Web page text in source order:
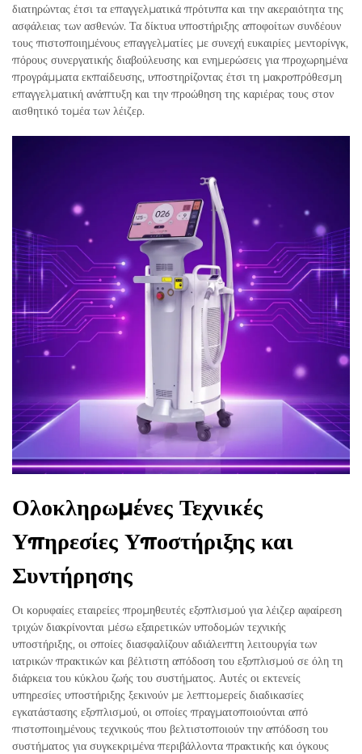
διατηρώντας έτσι τα επαγγελματικά πρότυπα και την ακεραιότητα της
ασφάλειας των ασθενών. Τα δίκτυα υποστήριξης αποφοίτων συνδέουν
τους πιστοποιημένους επαγγελματίες με συνεχή ευκαιρίες μεντορίνγκ,
πόρους συνεργατικής διαβούλευσης και ενημερώσεις για προχωρημένα
προγράμματα εκπαίδευσης, υποστηρίζοντας έτσι τη μακροπρόθεσμη
επαγγελματική ανάπτυξη και την προώθηση της καριέρας τους στον
αισθητικό τομέα των λέιζερ.
Ολοκληρωμένες Τεχνικές
Υπηρεσίες Υποστήριξης και
Συντήρησης
Οι κορυφαίες εταιρείες προμηθευτές εξοπλισμού για λέιζερ αφαίρεση
τριχών διακρίνονται μέσω εξαιρετικών υποδομών τεχνικής
υποστήριξης, οι οποίες διασφαλίζουν αδιάλειπτη λειτουργία των
ιατρικών πρακτικών και βέλτιστη απόδοση του εξοπλισμού σε όλη τη
διάρκεια του κύκλου ζωής του συστήματος. Αυτές οι εκτενείς
υπηρεσίες υποστήριξης ξεκινούν με λεπτομερείς διαδικασίες
εγκατάστασης εξοπλισμού, οι οποίες πραγματοποιούνται από
πιστοποιημένους τεχνικούς που βελτιστοποιούν την απόδοση του
συστήματος για συγκεκριμένα περιβάλλοντα πρακτικής και όγκους